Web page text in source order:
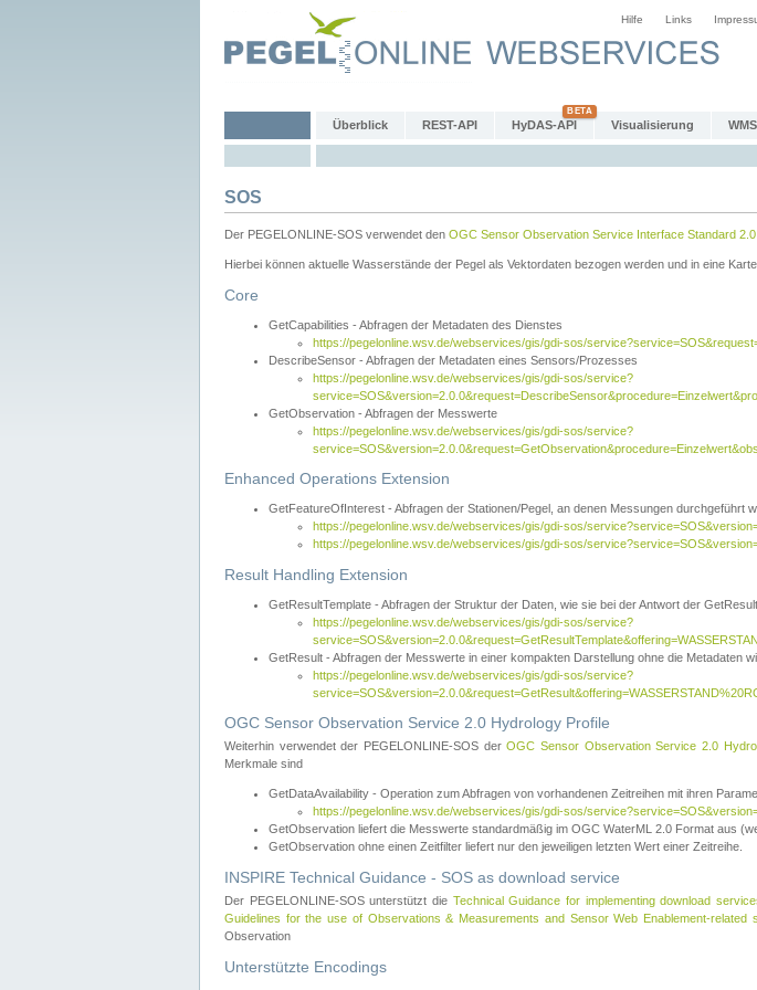
Hilfe Links
Überblick REST-API HyDAS-API Visualisierung WMS
SOS
Der PEGELONLINE-SOS verwendet den OGC Sensor Observation Service Interface Standard
Hierbei können aktuelle Wasserstände der Pegel als Vektordaten bezogen werden und in eine
Core
GetCapabilities - Abfragen der Metadaten des Dienstes
https://pegelonline.wsv.de/webservices/gis/gdi-sos/
DescribeSensor - Abfragen der Metadaten eines Sensors/Prozesses
https://pegelonline.wsv.de/webservices/gis/gdi-sos/service?
GetObservation - Abfragen der Messwerte
https://pegelonline.wsv.de/webservices/gis/gdi-sos/service?
Enhanced Operations Extension
GetFeatureOfInterest - Abfragen der Stationen/Pegel, an denen Messungen durchgeführt
https://pegelonline.wsv.de/webservices/gis/gdi-sos/
https://pegelonline.wsv.de/webservices/gis/gdi-sos/
Result Handling Extension
GetResultTemplate - Abfragen der Struktur der Daten, wie sie bei der Antwort der
https://pegelonline.wsv.de/webservices/gis/gdi-sos/service?
GetResult - Abfragen der Messwerte in einer kompakten Darstellung ohne die Metadaten
https://pegelonline.wsv.de/webservices/gis/gdi-sos/service?
OGC Sensor Observation Service 2.0 Hydrology Profile
Weiterhin verwendet der PEGELONLINE-SOS derOGC Sensor Observation Service 2.0
Merkmale sind
GetDataAvailability - Operation zum Abfragen von vorhandenen Zeitreihen mit ihren
https://pegelonline.wsv.de/webservices/gis/gdi-sos/
GetObservation liefert die Messwerte standardmäßig im OGC WaterML 2.0 Format aus
GetObservation ohne einen Zeitfilter liefert nur den jeweiligen letzten Wert einer Zeitreihe.
INSPIRE Technical Guidance - SOS as download service
Der PEGELONLINE-SOS unterstützt die Technical Guidance for implementing download
Guidelines for the use of Observations & Measurements and Sensor Web Enablement-related
Observation
Unterstützte Encodings